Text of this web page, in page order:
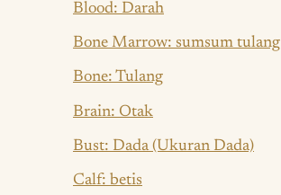
Blood: Darah
Bone Marrow: sumsum tulang
Bone: Tulang
Brain: Otak
Bust: Dada (Ukuran Dada)
Calf: betis